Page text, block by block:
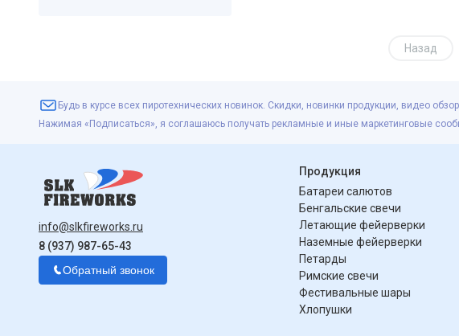
Назад
Будь в курсе всех пиротехнических новинок. Скидки, новинки продукции, видео
Нажимая «Подписаться», я соглашаюсь получать рекламные и иные маркетинговые
info@slkfireworks.ru
8 (937) 987-65-43
Обратный звонок
Продукция
Батареи салютов
Бенгальские свечи
Летающие фейерверки
Наземные фейерверки
Петарды
Римские свечи
Фестивальные шары
Хлопушки